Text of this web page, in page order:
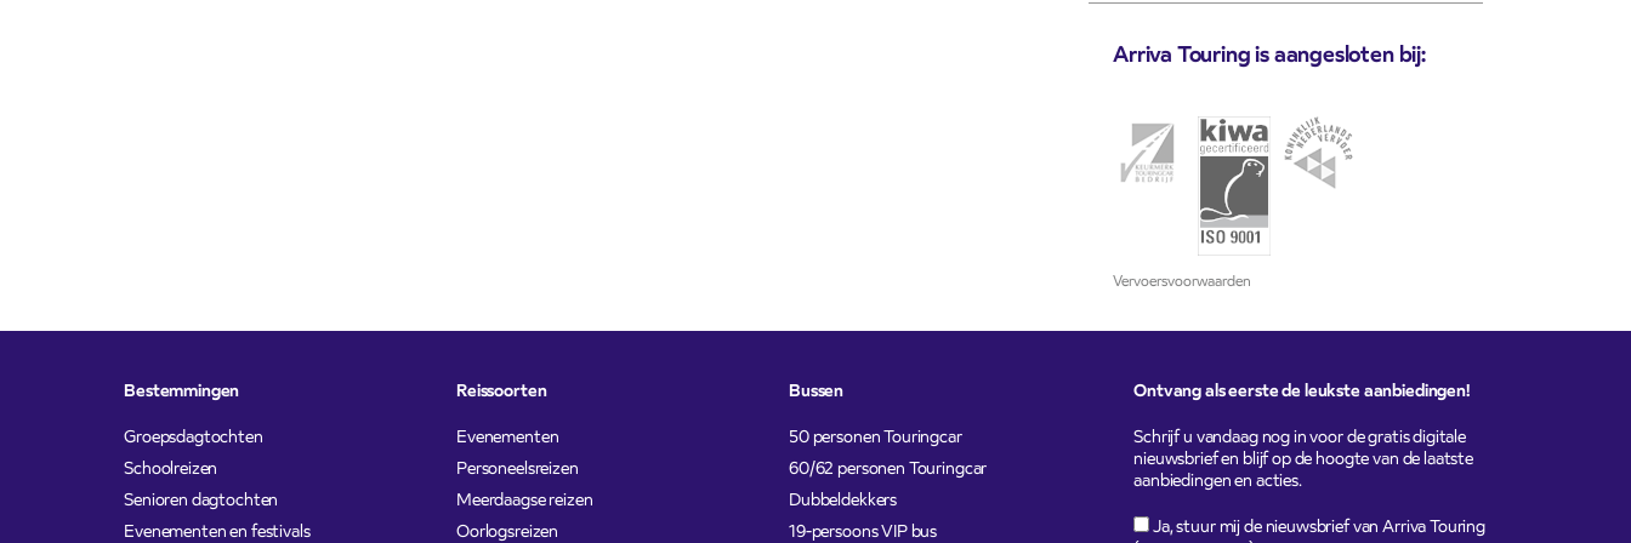
Arriva Touring is aangesloten bij:
Vervoersvoorwaarden
Bestemmingen
Groepsdagtochten
Schoolreizen
Senioren dagtochten
Evenementen en festivals
Reissoorten
Evenementen
Personeelsreizen
Meerdaagse reizen
Oorlogsreizen
Bussen
50 personen Touringcar
60/62 personen Touringcar
Dubbeldekkers
19-persoons VIP bus
Ontvang als eerste de leukste aanbiedingen!
Schrijf u vandaag nog in voor de gratis digitale
nieuwsbrief en blijf op de hoogte van de laatste
aanbiedingen en acties.
Ja, stuur mij de nieuwsbrief van Arriva Touring